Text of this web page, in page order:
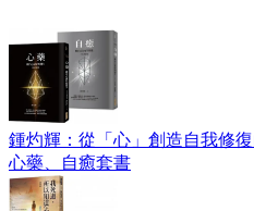
鍾灼輝：從「心」創造自我修
心藥、自癒套書